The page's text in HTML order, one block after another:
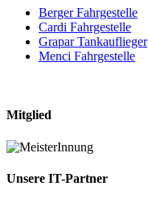
Berger Fahrgestelle
Cardi Fahrgestelle
Grapar Tankauflieger
Menci Fahrgestelle
Mitglied
Unsere IT-Partner